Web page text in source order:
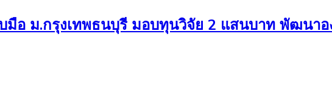
บมือ ม.กรุงเทพธนบุรี มอบทุนวิจัย 2 แสนบาท พัฒน